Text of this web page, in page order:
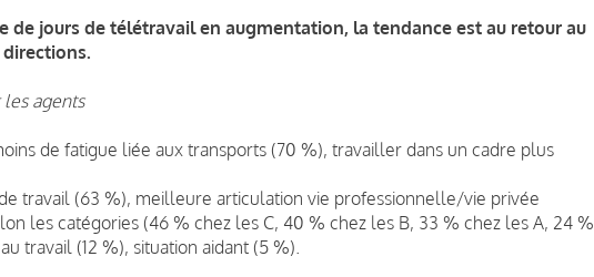
de jours de télétravail en augmentation, la tendance est au retour au
agents
de fatigue liée aux transports (70 %), travailler dans un cadre plus
travail (63 %), meilleure articulation vie professionnelle/vie privée
les catégories (46 % chez les C, 40 % chez les B, 33 % chez les A, 24 %
travail (12 %), situation aidant (5 %).